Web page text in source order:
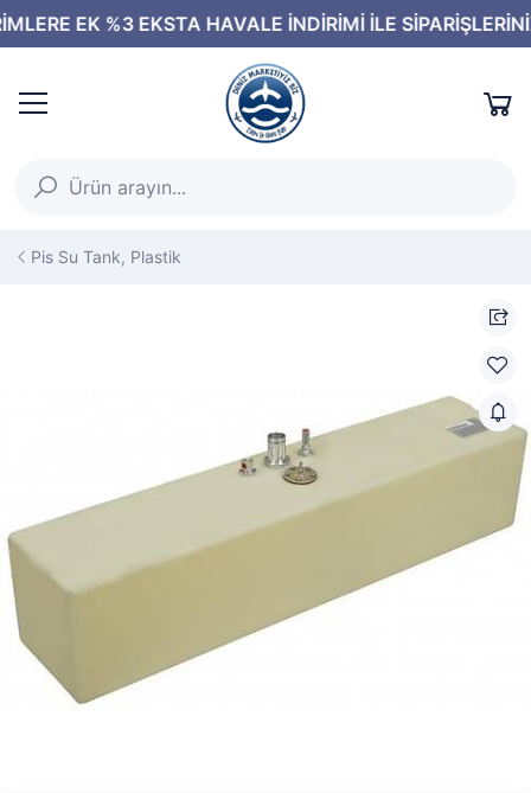
Pis Su Tank, Plastik